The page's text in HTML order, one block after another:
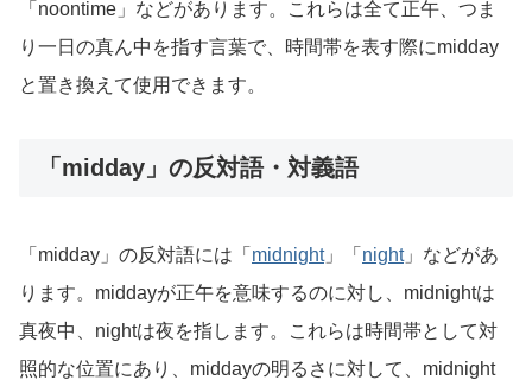
「noontime」などがあります。これらは全て正午、つま
り一日の真ん中を指す言葉で、時間帯を表す際にmidday
と置き換えて使用できます。
「midday」の反対語・対義語
「midday」の反対語には「 midnight」「 night」などがあ
ります。middayが正午を意味するのに対し、midnightは
真夜中、nightは夜を指します。これらは時間帯として対
照的な位置にあり、middayの明るさに対して、midnight